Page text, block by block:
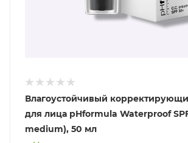
Влагоустойчивый
для лица pHformula Waterproof
medium), 50 мл